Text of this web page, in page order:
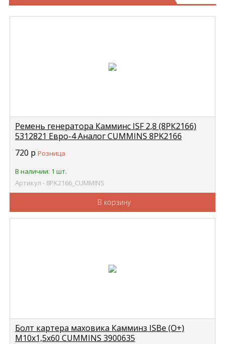
Ремень генератора Камминс ISF 2,8 (8РК2166)
5312821 Евро-4 Аналог CUMMINS 8PK2166
720 р Розница
В наличии: 1 шт.
Артикул - 8PK2166_CUMMINS
В корзину
Болт картера маховика Камминз ISBe (О+)
М10х1,5х60 CUMMINS 3900635